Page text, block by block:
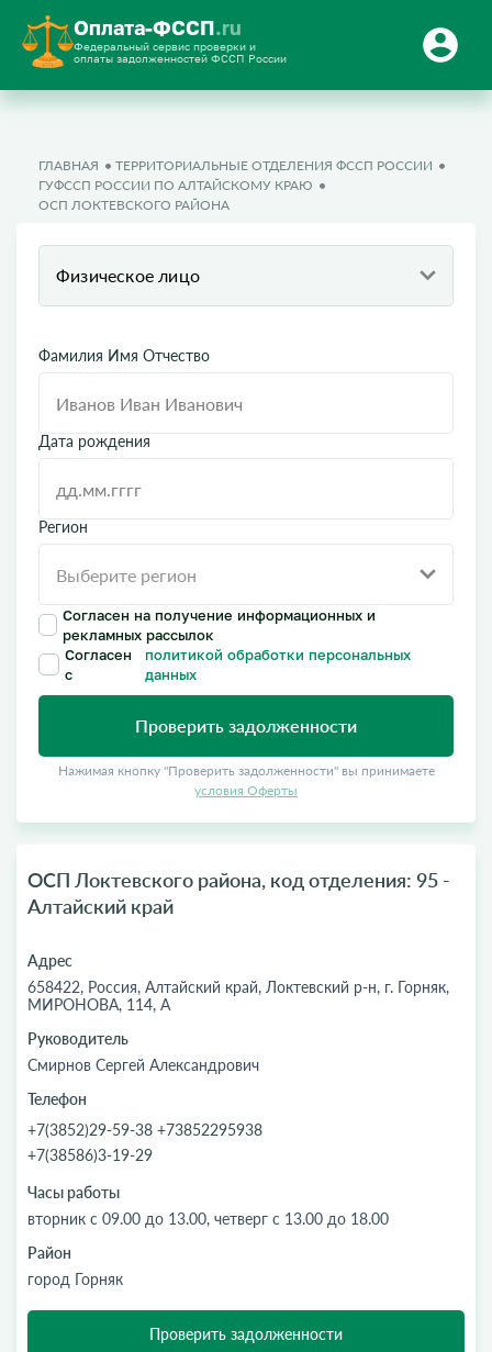
Оплата-ФССП.ru
Федеральный сервис проверки и
оплаты задолженностей ФССП России
ГЛАВНАЯ
ТЕРРИТОРИАЛЬНЫЕ ОТДЕЛЕНИЯ ФССП РОССИИ
ГУФССП РОССИИ ПО АЛТАЙСКОМУ КРАЮ
ОСП ЛОКТЕВСКОГО РАЙОНА
Физическое лицо
Фамилия Имя Отчество
Дата рождения
Регион
Согласен на получение информационных и
рекламных рассылок
Согласен
с
политикой обработки персональных
данных
Проверить задолженности
Нажимая кнопку "Проверить задолженности" вы принимаете
условия Оферты
ОСП Локтевского района, код отделения: 95 -
Алтайский край
Адрес
658422, Россия, Алтайский край, Локтевский р-н, г. Горняк,
МИРОНОВА, 114, А
Руководитель
Смирнов Сергей Александрович
Телефон
+7(3852)29-59-38 +73852295938
+7(38586)3-19-29
Часы работы
вторник с 09.00 до 13.00, четверг с 13.00 до 18.00
Район
город Горняк
Проверить задолженности